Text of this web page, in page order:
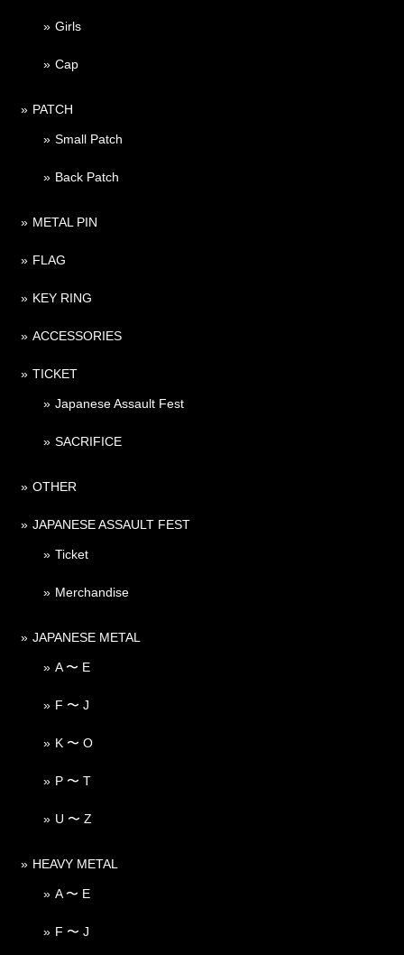
Girls
Cap
PATCH
Small Patch
Back Patch
METAL PIN
FLAG
KEY RING
ACCESSORIES
TICKET
Japanese Assault Fest
SACRIFICE
OTHER
JAPANESE ASSAULT FEST
Ticket
Merchandise
JAPANESE METAL
A 〜 E
F 〜 J
K 〜 O
P 〜 T
U 〜 Z
HEAVY METAL
A 〜 E
F 〜 J